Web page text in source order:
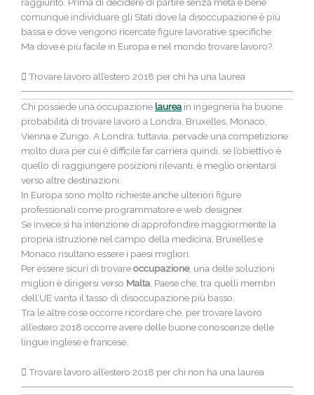
comunque individuare gli Stati dove la disoccupazione è più
bassa e dove vengono ricercate figure lavorative specifiche.
Ma dove è più facile in Europa e nel mondo trovare lavoro?
Trovare lavoro all’estero 2018 per chi ha una laurea
Chi possiede una occupazione laurea in ingegneria ha buone
probabilità di trovare lavoro a Londra, Bruxelles, Monaco,
Vienna e Zurigo. A Londra, tuttavia, pervade una competizione
molto dura per cui è difficile far carriera quindi, se l’obiettivo è
quello di raggiungere posizioni rilevanti, è meglio orientarsi
verso altre destinazioni.
In Europa sono molto richieste anche ulteriori figure
professionali come programmatore e web designer.
Se invece si ha intenzione di approfondire maggiormente la
propria istruzione nel campo della medicina, Bruxelles e
Monaco risultano essere i paesi migliori.
Per essere sicuri di trovareoccupazione, una delle soluzioni
migliori è dirigersi verso Malta , Paese che, tra quelli membri
dell’UE vanta il tasso di disoccupazione più basso.
Tra le altre cose occorre ricordare che, per trovare lavoro
all’estero 2018 occorre avere delle buone conoscenze delle
lingue inglese e francese.
Trovare lavoro all’estero 2018 per chi non ha una laurea